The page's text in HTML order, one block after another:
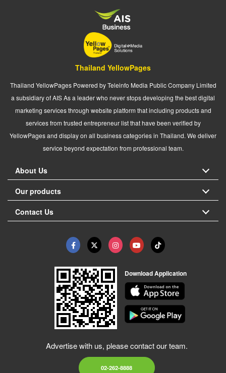
Thailand YellowPages
Thailand YellowPages Powered by Teleinfo Media Public Company Limited
a subsidiary of AIS As a leader who never stops developing the best digital
marketing services through website platform that including products and
services from trusted entrepreneur list that have been verified by
YellowPages and display on all business categories in Thailand. We deliver
service beyond expectation from professional team.
About Us
Our products
Contact Us
Download Application
Advertise with us, please contact our team.
02-262-8888